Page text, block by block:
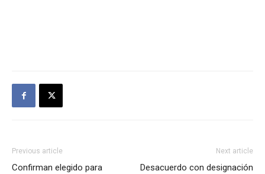
Previous article
Confirman elegido para
Next article
Desacuerdo con designación